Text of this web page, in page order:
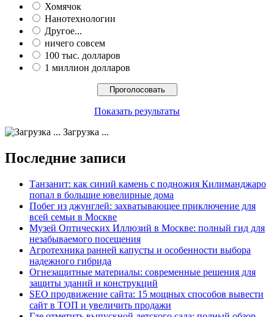
Хомячок
Нанотехнологии
Другое...
ничего совсем
100 тыс. долларов
1 миллион долларов
Показать результаты
Загрузка ...
Последние записи
Танзанит: как синий камень с подножия Килиманджаро
попал в большие ювелирные дома
Побег из джунглей: захватывающее приключение для
всей семьи в Москве
Музей Оптических Иллюзий в Москве: полный гид для
незабываемого посещения
Агротехника ранней капусты и особенности выбора
надежного гибрида
Огнезащитные материалы: современные решения для
защиты зданий и конструкций
SEO продвижение сайта: 15 мощных способов вывести
сайт в ТОП и увеличить продажи